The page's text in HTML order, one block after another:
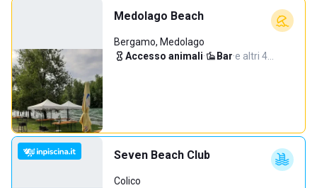
Medolago Beach
Bergamo, Medolago
Accesso animali· Bar·e altri 4…
Seven Beach Club
Colico